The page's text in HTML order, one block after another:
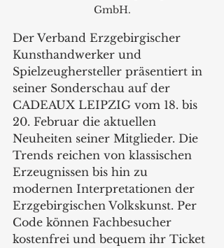
GmbH.
Der Verband Erzgebirgischer
Kunsthandwerker und
Spielzeughersteller präsentiert in
seiner Sonderschau auf der
CADEAUX LEIPZIG vom 18. bis
20. Februar die aktuellen
Neuheiten seiner Mitglieder. Die
Trends reichen von klassischen
Erzeugnissen bis hin zu
modernen Interpretationen der
Erzgebirgischen Volkskunst. Per
Code können Fachbesucher
kostenfrei und bequem ihr Ticket